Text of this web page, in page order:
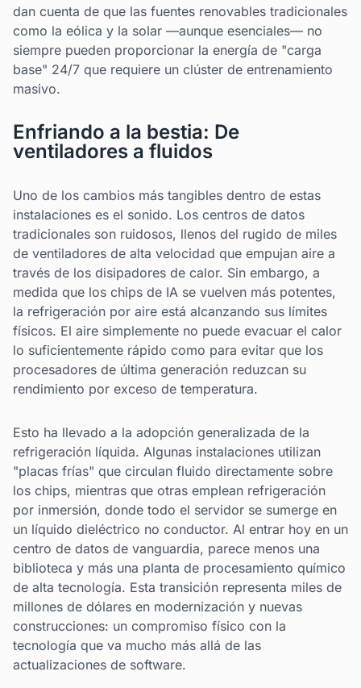
dan cuenta de que las fuentes renovables tradicionales
como la eólica y la solar —aunque esenciales— no
siempre pueden proporcionar la energía de "carga
base" 24/7 que requiere un clúster de entrenamiento
masivo.
Enfriando a la bestia: De
ventiladores a fluidos
Uno de los cambios más tangibles dentro de estas
instalaciones es el sonido. Los centros de datos
tradicionales son ruidosos, llenos del rugido de miles
de ventiladores de alta velocidad que empujan aire a
través de los disipadores de calor. Sin embargo, a
medida que los chips de IA se vuelven más potentes,
la refrigeración por aire está alcanzando sus límites
físicos. El aire simplemente no puede evacuar el calor
lo suficientemente rápido como para evitar que los
procesadores de última generación reduzcan su
rendimiento por exceso de temperatura.
Esto ha llevado a la adopción generalizada de la
refrigeración líquida. Algunas instalaciones utilizan
"placas frías" que circulan fluido directamente sobre
los chips, mientras que otras emplean refrigeración
por inmersión, donde todo el servidor se sumerge en
un líquido dieléctrico no conductor. Al entrar hoy en un
centro de datos de vanguardia, parece menos una
biblioteca y más una planta de procesamiento químico
de alta tecnología. Esta transición representa miles de
millones de dólares en modernización y nuevas
construcciones: un compromiso físico con la
tecnología que va mucho más allá de las
actualizaciones de software.